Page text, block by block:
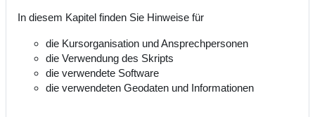
In diesem Kapitel finden Sie Hinweise für
die Kursorganisation und Ansprechpersonen
die Verwendung des Skripts
die verwendete Software
die verwendeten Geodaten und Informationen